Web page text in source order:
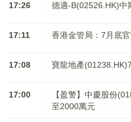
17:26 德適-B(02526.HK)中
17:11 香港金管局：7月底
17:08 寶龍地產
17:00
【盈警】中慶股份
至2000萬元